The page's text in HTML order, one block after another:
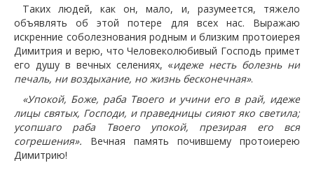
Таких людей, как он, мало, и, разумеется, тяжело
объявлять об этой потере для всех нас. Выражаю
искренние соболезнования родным и близким протоиерея
Димитрия и верю, что Человеколюбивый Господь примет
его душу в вечных селениях, «идеже несть болезнь ни
печаль, ни воздыхание, но жизнь бесконечная».
«Упокой, Боже, раба Тво­е­го и учи­ни его в рай, идеже
лицы святых, Господи, и праведницы сияют яко светила;
усопшаго раба Тво­е­го упокой, презирая его вся
согрешения». Вечная память почившему протоиерею
Димитрию!